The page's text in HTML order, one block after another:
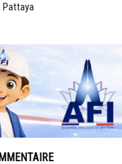
Pattaya